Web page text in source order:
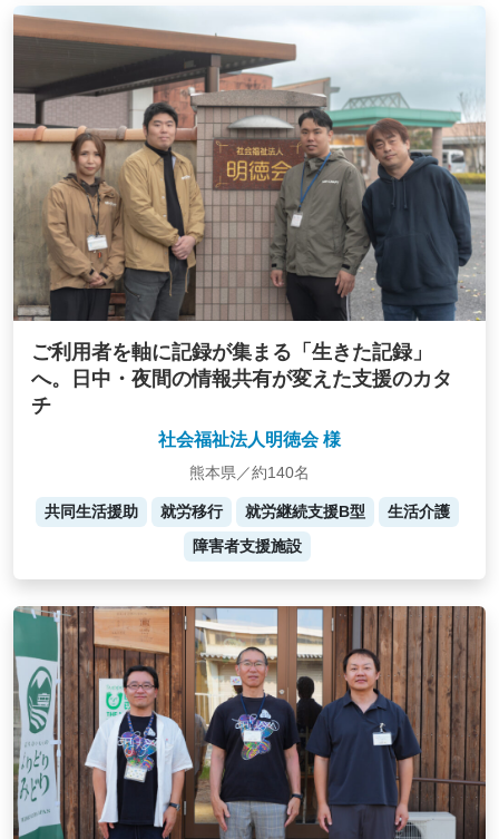
ご利用者を軸に記録が集まる「生きた記録」
へ。日中・夜間の情報共有が変えた支援のカタ
チ
社会福祉法人明徳会 様
熊本県／約140名
共同生活援助 就労移行 就労継続支援B型
生活介護
障害者支援施設